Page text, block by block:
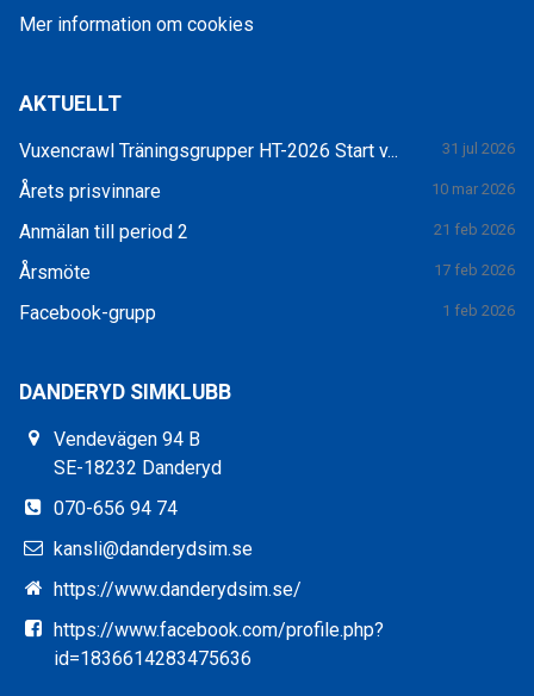
Mer information om cookies
AKTUELLT
Vuxencrawl Träningsgrupper HT-2026 Start v... 31 jul 2026
Årets prisvinnare 10 mar 2026
Anmälan till period 2 21 feb 2026
Årsmöte 17 feb 2026
Facebook-grupp 1 feb 2026
DANDERYD SIMKLUBB
Vendevägen 94 B
SE-18232 Danderyd
070-656 94 74
kansli@danderydsim.se
https://www.danderydsim.se/
https://www.facebook.com/profile.php?
id=1836614283475636